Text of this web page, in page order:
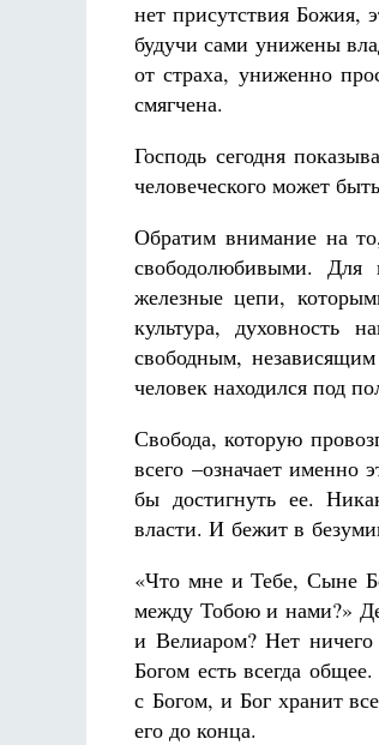
нет присутствия Божия,
будучи сами унижены
от страха, униженно
смягчена.
Господь сегодня
человеческого может
Обратим внимание на
свободолюбивыми. Для
железные цепи,
культура, духовность
свободным,
человек находился под
Свобода, которую
всего –означает именно
бы достигнуть ее.
власти. И бежит в
«Что мне и Тебе, Сыне
между Тобою и нами?»
и Велиаром? Нет
Богом есть всегда
с Богом, и Бог хранит
его до конца.